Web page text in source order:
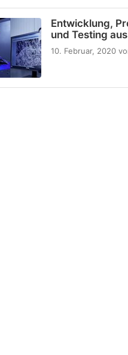
Entwicklung,
und Testing
10. Februar, 2020